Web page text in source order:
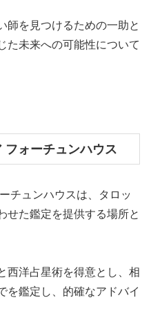
師を見つけるための一助と
た未来への可能性について
フォーチュンハウス
チュンハウスは、タロッ
せた鑑定を提供する場所と
西洋占星術を得意とし、相
を鑑定し、的確なアドバイ